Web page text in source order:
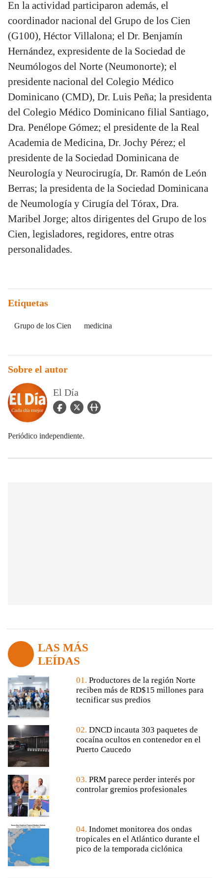
En la actividad participaron además, el
coordinador nacional del Grupo de los Cien
(G100), Héctor Villalona; el Dr. Benjamín
Hernández, expresidente de la Sociedad de
Neumólogos del Norte (Neumonorte); el
presidente nacional del Colegio Médico
Dominicano (CMD), Dr. Luis Peña; la presidenta
del Colegio Médico Dominicano filial Santiago,
Dra. Penélope Gómez; el presidente de la Real
Academia de Medicina, Dr. Jochy Pérez; el
presidente de la Sociedad Dominicana de
Neurología y Neurocirugía, Dr. Ramón de León
Berras; la presidenta de la Sociedad Dominicana
de Neumología y Cirugía del Tórax, Dra.
Maribel Jorge; altos dirigentes del Grupo de los
Cien, legisladores, regidores, entre otras
personalidades.
Etiquetas
Grupo de los Cien medicina
Sobre el autor
El Día
facebook Icon
twitter Iconuser_url Icon
Periódico independiente.
LAS MÁS
LEÍDAS
01. Productores de la región Norte
reciben más de RD$15 millones para
tecnificar sus predios
02. DNCD incauta 303 paquetes de
cocaína ocultos en contenedor en el
Puerto Caucedo
03. PRM parece perder interés por
controlar gremios profesionales
04. Indomet monitorea dos ondas
tropicales en el Atlántico durante el
pico de la temporada ciclónica